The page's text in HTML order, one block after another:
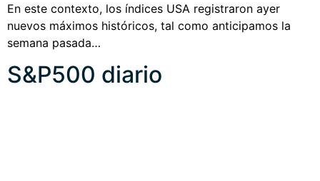
En este contexto, los índices USA registraron ayer
nuevos máximos históricos, tal como anticipamos la
semana pasada…
S&P500 diario